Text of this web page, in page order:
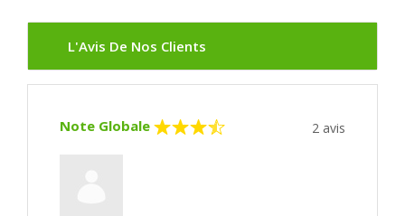
L'Avis De Nos Clients
Note Globale 2 avis